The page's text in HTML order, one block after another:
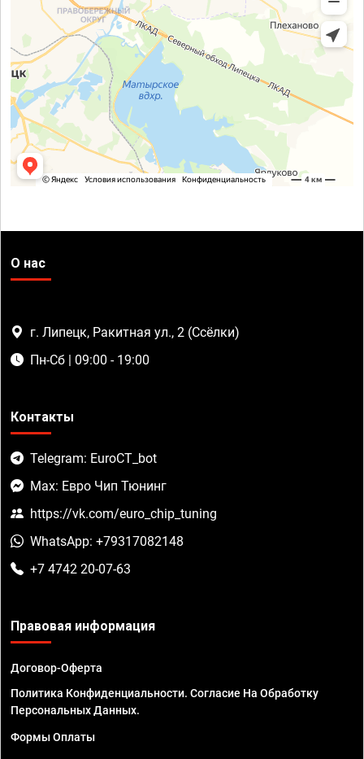
О нас
г. Липецк, Ракитная ул., 2 (Ссёлки)
Пн-Сб | 09:00 - 19:00
Контакты
Telegram: EuroCT_bot
Max: Евро Чип Тюнинг
https://vk.com/euro_chip_tuning
WhatsApp: +79317082148
+7 4742 20-07-63
Правовая информация
Договор-Оферта
Политика Конфиденциальности. Согласие На Обработку
Персональных Данных.
Формы Оплаты